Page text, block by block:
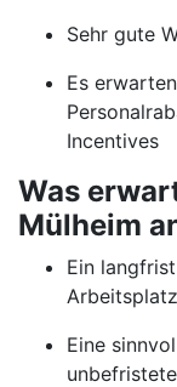
Sehr gute
Es
Incentives
Was
Mülheim
Ein
Arbeitsplatz
Eine